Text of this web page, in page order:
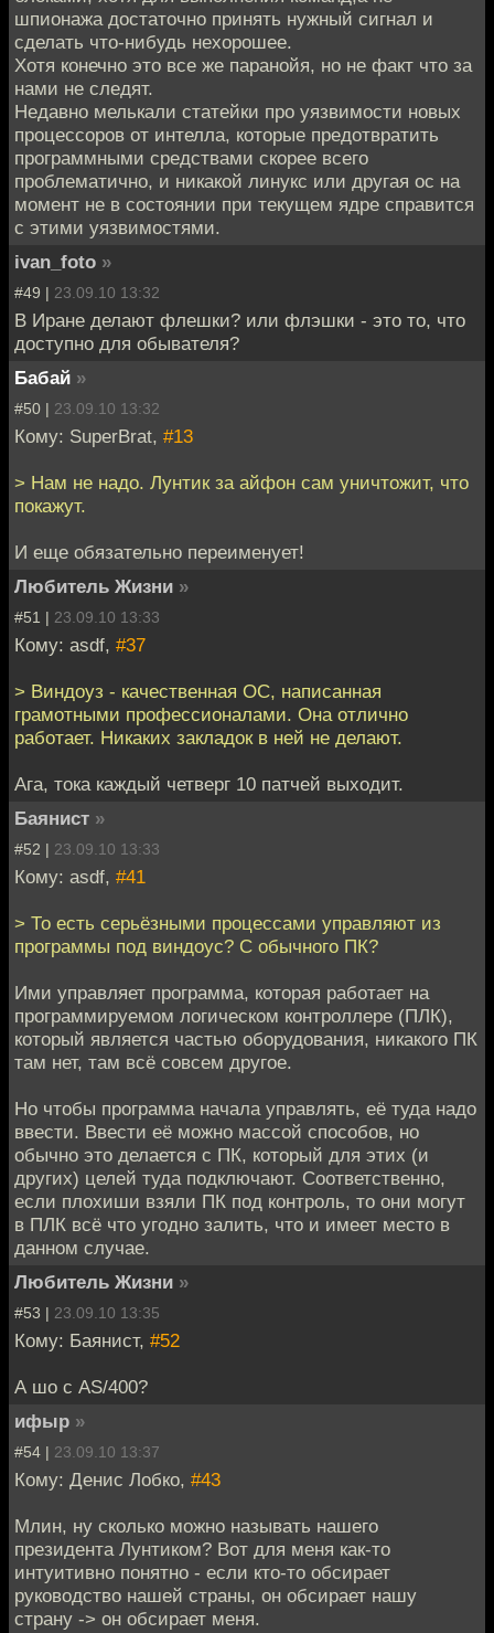
шпионажа достаточно принять нужный сигнал и
сделать что-нибудь нехорошее.
Хотя конечно это все же паранойя, но не факт что за
нами не следят.
Недавно мелькали статейки про уязвимости новых
процессоров от интелла, которые предотвратить
программными средствами скорее всего
проблематично, и никакой линукс или другая ос на
момент не в состоянии при текущем ядре справится
с этими уязвимостями.
ivan_foto »
#49 | 23.09.10 13:32
В Иране делают флешки? или флэшки - это то, что
доступно для обывателя?
Бабай »
#50 | 23.09.10 13:32
Кому: SuperBrat, #13
> Нам не надо. Лунтик за айфон сам уничтожит, что
покажут.
И еще обязательно переименует!
Любитель Жизни »
#51 | 23.09.10 13:33
Кому: asdf, #37
> Виндоуз - качественная ОС, написанная
грамотными профессионалами. Она отлично
работает. Никаких закладок в ней не делают.
Ага, тока каждый четверг 10 патчей выходит.
Баянист »
#52 | 23.09.10 13:33
Кому: asdf, #41
> То есть серьёзными процессами управляют из
программы под виндоус? С обычного ПК?
Ими управляет программа, которая работает на
программируемом логическом контроллере (ПЛК),
который является частью оборудования, никакого ПК
там нет, там всё совсем другое.
Но чтобы программа начала управлять, её туда надо
ввести. Ввести её можно массой способов, но
обычно это делается с ПК, который для этих (и
других) целей туда подключают. Соответственно,
если плохиши взяли ПК под контроль, то они могут
в ПЛК всё что угодно залить, что и имеет место в
данном случае.
Любитель Жизни »
#53 | 23.09.10 13:35
Кому: Баянист, #52
А шо с AS/400?
ифыр »
#54 | 23.09.10 13:37
Кому: Денис Лобко, #43
Млин, ну сколько можно называть нашего
президента Лунтиком? Вот для меня как-то
интуитивно понятно - если кто-то обсирает
руководство нашей страны, он обсирает нашу
страну -> он обсирает меня.